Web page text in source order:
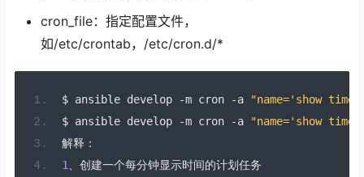
cron_file：指定配置文件，
如/etc/crontab，/etc/cron.d/*
$ ansible develop -m cron -a
"name='show
$ ansible develop
-m cron -a
"name='show
解释：
1 、创建一个每分钟显示时间的计划任务